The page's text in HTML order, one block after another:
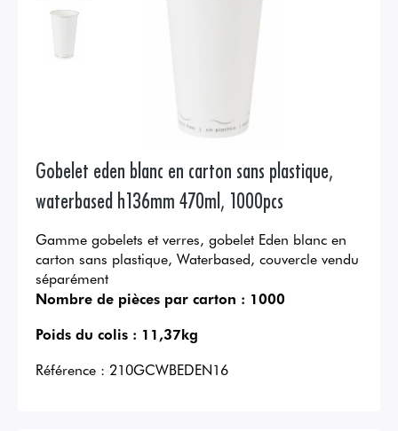
Gobelet eden blanc en carton sans plastique,
waterbased h136mm 470ml, 1000pcs
Gamme gobelets et verres, gobelet Eden blanc en
carton sans plastique, Waterbased, couvercle vendu
séparément
Nombre de pièces par carton : 1000
Poids du colis : 11,37kg
Référence : 210GCWBEDEN16